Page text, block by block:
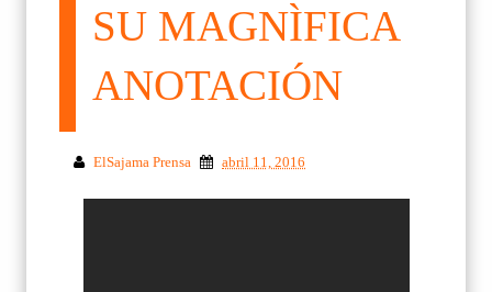
SU MAGNÌFICA
ANOTACIÓN
ElSajama Prensa abril 11, 2016